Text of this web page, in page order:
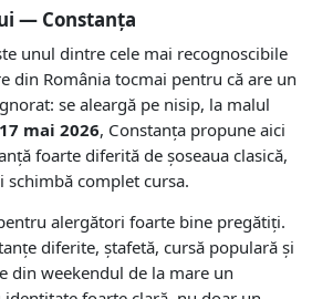
— Constanța
unul dintre cele mai recognoscibile
din România tocmai pentru că are un
se aleargă pe nisip, la malul
mai 2026, Constanța propune aici
foarte diferită de șoseaua clasică,
schimbă complet cursa.
alergători foarte bine pregătiți.
diferite, ștafetă, cursă populară și
din weekendul de la mare un